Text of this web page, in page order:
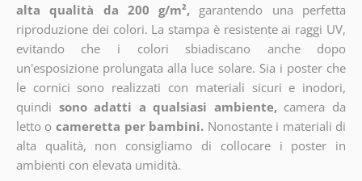
alta qualità da 200 g/m², garantendo una perfetta
riproduzione dei colori. La stampa è resistente ai raggi UV,
evitando che i colori sbiadiscano anche dopo
un'esposizione prolungata alla luce solare. Sia i poster che
le cornici sono realizzati con materiali sicuri e inodori,
quindi sono adatti a qualsiasi ambiente, camera da
letto o cameretta per bambini. Nonostante i materiali di
alta qualità, non consigliamo di collocare i poster in
ambienti con elevata umidità.